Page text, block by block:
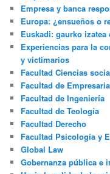
Empresa y banca
Europa: ¿ensueños o
Euskadi: gaurko izatea
Experiencias para la
y victimarios
Facultad Ciencias
Facultad de
Facultad de Ingeniería
Facultad de Teología
Facultad Derecho
Facultad Psicología y
Global Law
Gobernanza pública e